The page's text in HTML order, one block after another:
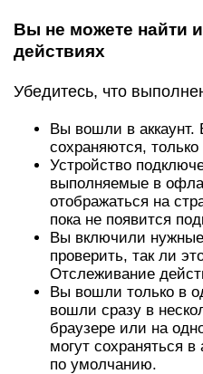
Вы не можете найти
действиях
Убедитесь, что
Вы вошли в аккаунт.
сохраняются,
Устройство
выполняемые в
отображаться на
пока не появится
Вы включили
проверить, так ли
Отслеживание
Вы вошли только в
вошли сразу в
браузере или на
могут сохраняться в
по умолчанию.